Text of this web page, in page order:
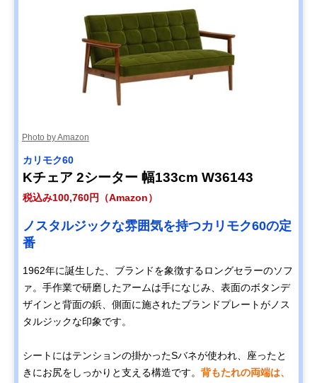
Photo by Amazon
カリモク60
Kチェア 2シーター 幅133cm W36143
税込み100,760円（Amazon）
ノスタルジックな雰囲気を持つカリモク60の定
番
1962年に誕生した、ブランドを象徴するロングセラーのソフ
ァ。手作業で研磨したアームは手になじみ、表面のボタンデ
ザインと背面の鋲、側面に施されたブランドプレートがノス
タルジックな印象です。
シートにはテンションの掛かったSバネが使われ、座ったと
きにお尻をしっかりと支える構造です。 背もたれの両端は、